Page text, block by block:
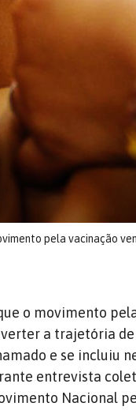
pela vacinação
o movimento
a trajetória de
e se incluiu
entrevista
Nacional